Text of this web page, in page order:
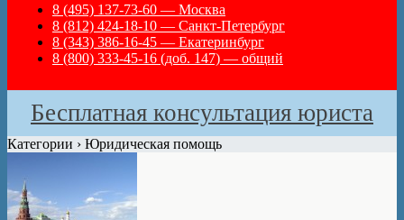
8 (495) 137-73-60 — Москва
8 (812) 424-18-10 — Санкт-Петербург
8 (343) 386-16-45 — Екатеринбург
8 (800) 333-45-16 (доб. 147) — общий
Бесплатная консультация юриста
Категории › Юридическая помощь